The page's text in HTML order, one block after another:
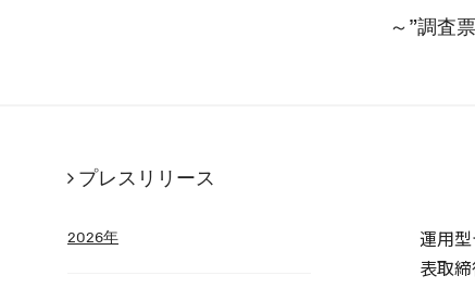
～”調査
プレスリリース
2026年
運用
表取